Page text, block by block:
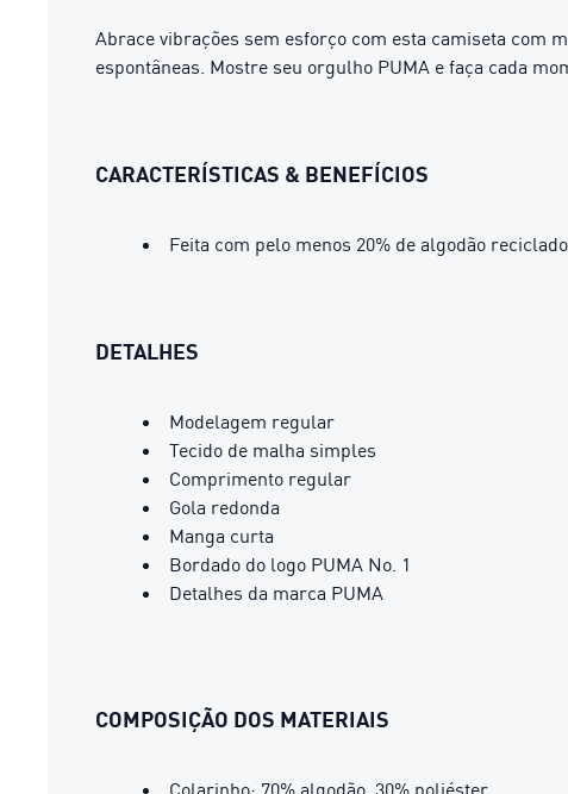
Abrace vibrações sem esforço com esta camiseta com
espontâneas. Mostre seu orgulho PUMA e faça cada
CARACTERÍSTICAS & BENEFÍCIOS
Feita com pelo menos 20% de algodão reciclado
DETALHES
Modelagem regular
Tecido de malha simples
Comprimento regular
Gola redonda
Manga curta
Bordado do logo PUMA No. 1
Detalhes da marca PUMA
COMPOSIÇÃO DOS MATERIAIS
Colarinho: 70% algodão, 30% poliéster